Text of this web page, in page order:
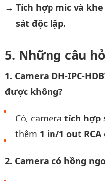
Tích hợp mic và
sát độc lập.
Những câu
1. Camera DH-IPC-
được không?
Có, camera tích hợp
thêm 1 in/1 out RCA
2. Camera có hồng